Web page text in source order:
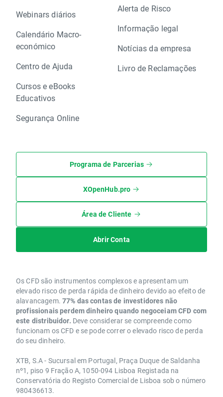
Webinars diários
Calendário Macro-
económico
Centro de Ajuda
Cursos e eBooks
Educativos
Segurança Online
Alerta de Risco
Informação legal
Notícias da empresa
Livro de Reclamações
Programa de Parcerias
XOpenHub.pro
Área de Cliente
Abrir Conta
Os CFD são instrumentos complexos e apresentam um
elevado risco de perda rápida de dinheiro devido ao efeito de
alavancagem. 77% das contas de investidores não
profissionais perdem dinheiro quando negoceiam CFD com
este distribuidor. Deve considerar se compreende como
funcionam os CFD e se pode correr o elevado risco de perda
do seu dinheiro.
XTB, S.A - Sucursal em Portugal, Praça Duque de Saldanha
nº1, piso 9 Fração A, 1050-094 Lisboa Registada na
Conservatória do Registo Comercial de Lisboa sob o número
980436613.